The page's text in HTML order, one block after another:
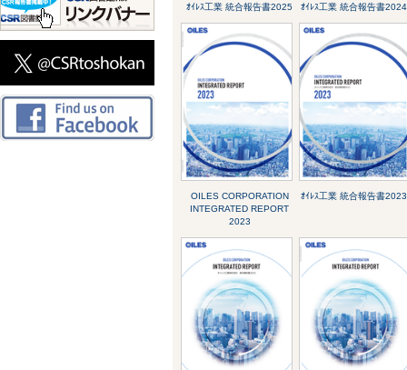
ｵｲﾚｽ工業 統合報告書2025 ｵｲﾚｽ工業 統合報告書2024
OILES CORPORATION
INTEGRATED REPORT
2023
ｵｲﾚｽ工業 統合報告書2023